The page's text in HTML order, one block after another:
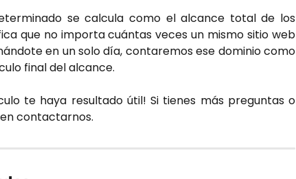
se calcula como el alcance total de los
que no importa cuántas veces un mismo sitio web
en un solo día, contaremos ese dominio como
final del alcance.
te haya resultado útil! Si tienes más preguntas o
contactarnos.